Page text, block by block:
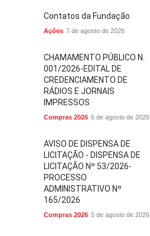
Contatos da Fundação
Ações 7 de agosto de 2026
CHAMAMENTO PÚBLICO N.
001/2026-EDITAL DE
CREDENCIAMENTO DE
RÁDIOS E JORNAIS
IMPRESSOS
Compras 2026 6 de agosto de 2026
AVISO DE DISPENSA DE
LICITAÇÃO - DISPENSA DE
LICITAÇÃO Nº 53/2026-
PROCESSO
ADMINISTRATIVO Nº
165/2026
Compras 2026 5 de agosto de 2026